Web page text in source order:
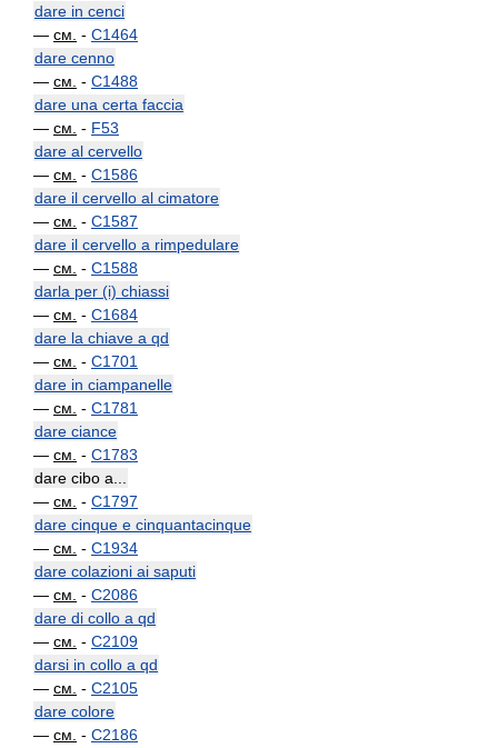
dare in cenci
— см. - C1464
dare cenno
— см. - C1488
dare una certa faccia
— см. - F53
dare al cervello
— см. - C1586
dare il cervello al cimatore
— см. - C1587
dare il cervello a rimpedulare
— см. - C1588
darla per (i) chiassi
— см. - C1684
dare la chiave a qd
— см. - C1701
dare in ciampanelle
— см. - C1781
dare ciance
— см. - C1783
dare cibo a...
— см. - C1797
dare cinque e cinquantacinque
— см. - C1934
dare colazioni ai saputi
— см. - C2086
dare di collo a qd
— см. - C2109
darsi in collo a qd
— см. - C2105
dare colore
— см. - C2186